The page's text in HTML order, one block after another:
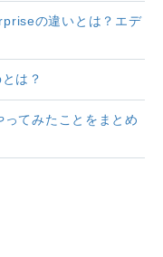
の違いとは？エデ
は？
てみたことをまとめ